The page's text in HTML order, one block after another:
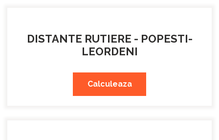
DISTANTE RUTIERE - POPESTI-
LEORDENI
Calculeaza